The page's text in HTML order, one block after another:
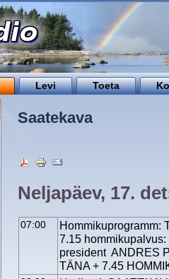
Levi Toeta
Saatekava
Neljapäev, 17.
07:00
Hommikuprogramm:
7.15
president ANDRES
TÄNA + 7.45